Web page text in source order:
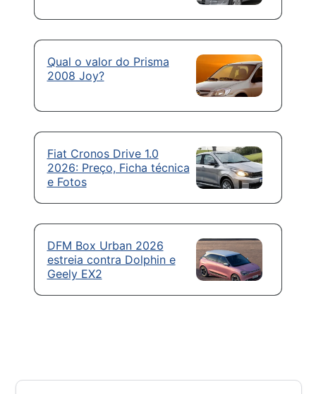
Qual o valor do Prisma
2008 Joy?
Fiat Cronos Drive 1.0
2026: Preço, Ficha técnica
e Fotos
DFM Box Urban 2026
estreia contra Dolphin e
Geely EX2